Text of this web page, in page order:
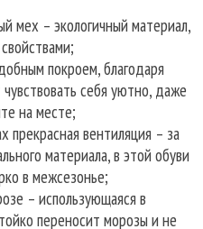
мех – экологичный материал,
покроем, благодаря
себя уютно, даже
на месте;
прекрасная вентиляция – за
материала, в этой обуви
в межсезонье;
– использующаяся в
переносит морозы и не